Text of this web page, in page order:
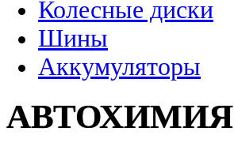
Колесные диски
Шины
Аккумуляторы
АВТОХИМИЯ